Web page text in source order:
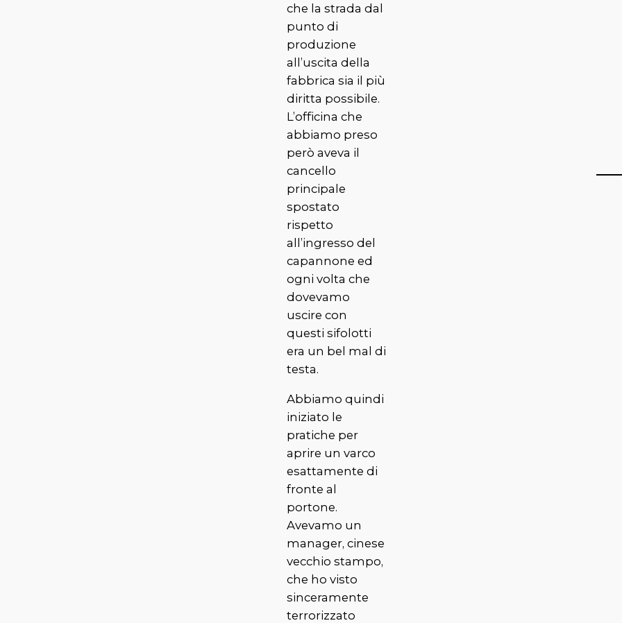
che la strada dal
punto di
produzione
all’uscita della
fabbrica sia il più
diritta possibile.
L’officina che
abbiamo preso
però aveva il
cancello
principale
spostato
rispetto
all’ingresso del
capannone ed
ogni volta che
dovevamo
uscire con
questi sifolotti
era un bel mal di
testa.
Abbiamo quindi
iniziato le
pratiche per
aprire un varco
esattamente di
fronte al
portone.
Avevamo un
manager, cinese
vecchio stampo,
che ho visto
sinceramente
terrorizzato